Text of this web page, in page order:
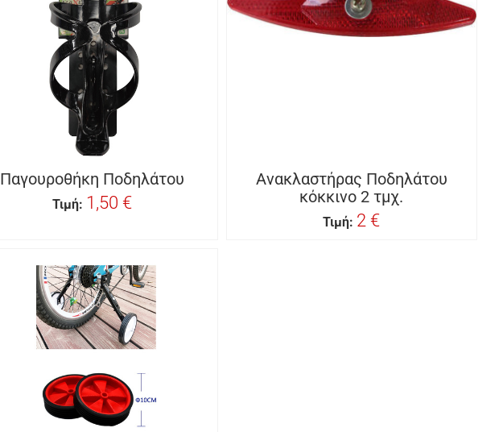
Παγουροθήκη Ποδηλάτου
Τιμή: 1,50 €
Ανακλαστήρας Ποδηλάτου
κόκκινο 2 τμχ.
Τιμή: 2 €